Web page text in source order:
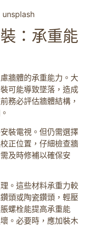
：承重能
牆體的承重能力。大
可能導致墜落，造成
務必評估牆體結構，
裝電視。但仍需選擇
正位置，仔細檢查牆
及時修補以確保安
。這些材料承重力較
頭或陶瓷鑽頭，輕壓
螺栓能提高承重能
。必要時，應加裝木